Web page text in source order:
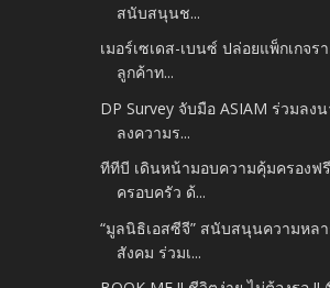
สนับสนุนช...
เมอร์เซเดส-เบนซ์ ปล่อยแพ็กเกจร
ลูกค้าท...
DP Survey จับมือ ASIAM ร่วมล
ลงความร...
ทีทีบี เดินหน้ามอบความคุ้มครองฟ
ครอบครัว ด้...
“มูลนิธิเอสซีจี” สนับสนุนความหล
สังคม ร่วมเ...